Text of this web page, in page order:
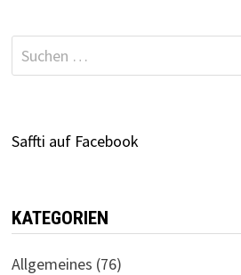
Suchen
nach:
Saffti auf Facebook
KATEGORIEN
Allgemeines (76)